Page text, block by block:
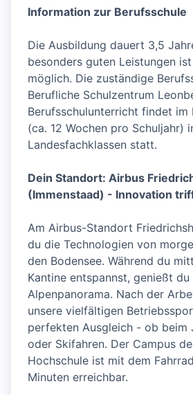
Information zur Berufsschule
Die Ausbildung dauert 3,5
besonders guten Leistungen
möglich. Die zuständige
Berufliche Schulzentrum
Berufsschulunterricht findet im
(ca. 12 Wochen pro Schuljahr)
Landesfachklassen statt.
Dein Standort: Airbus
(Immenstaad) - Innovation
Am Airbus-Standort
du die Technologien von
den Bodensee. Während du
Kantine entspannst, genießt du
Alpenpanorama. Nach der
unsere vielfältigen
perfekten Ausgleich - ob beim
oder Skifahren. Der Campus
Hochschule ist mit dem
Minuten erreichbar.